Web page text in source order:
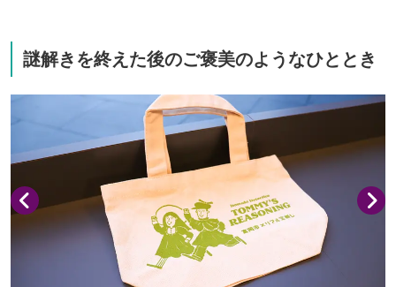
謎解きを終えた後のご褒美のようなひととき